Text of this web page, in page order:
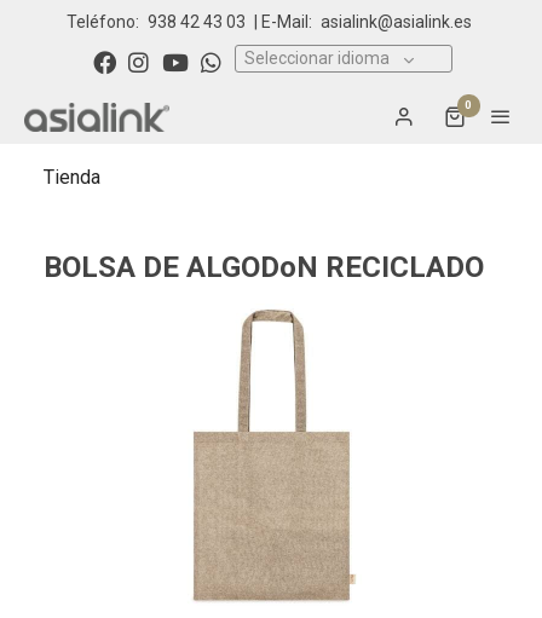
Teléfono: 938 42 43 03 | E-Mail: asialink@asialink.es
Seleccionar idioma
0
Tienda
BOLSA DE ALGODoN RECICLADO